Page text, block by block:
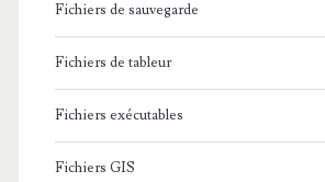
Fichiers de sauvegarde
Fichiers de tableur
Fichiers exécutables
Fichiers GIS